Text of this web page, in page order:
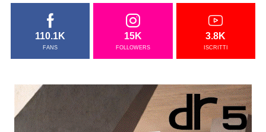
110.1K
FANS
15K
FOLLOWERS
3.8K
ISCRITTI